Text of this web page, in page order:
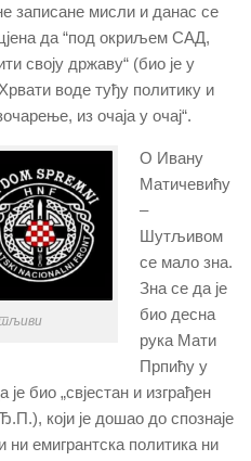
записане мисли и данас се
да “под окриљем САД,
своју државу“ (био је у
воде туђу политику и
из очаја у очај“.
О Ивану
Матичевићу
–
Шутљивом
се мало зна.
Зна се да је
био десна
рука Мати
Прпићу у
био „свјестан и изграђен
који је дошао до спознаје
емигрантска политика ни